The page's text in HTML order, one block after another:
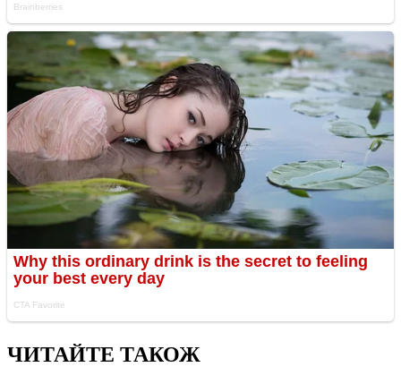
ЧИТАЙТЕ ТАКОЖ